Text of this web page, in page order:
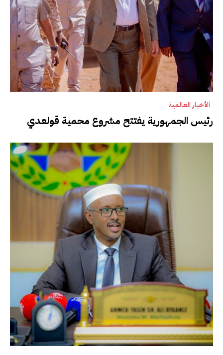
ألأخبار العالمية
رئيس الجمهورية يفتتح مشروع محمية قولعدي